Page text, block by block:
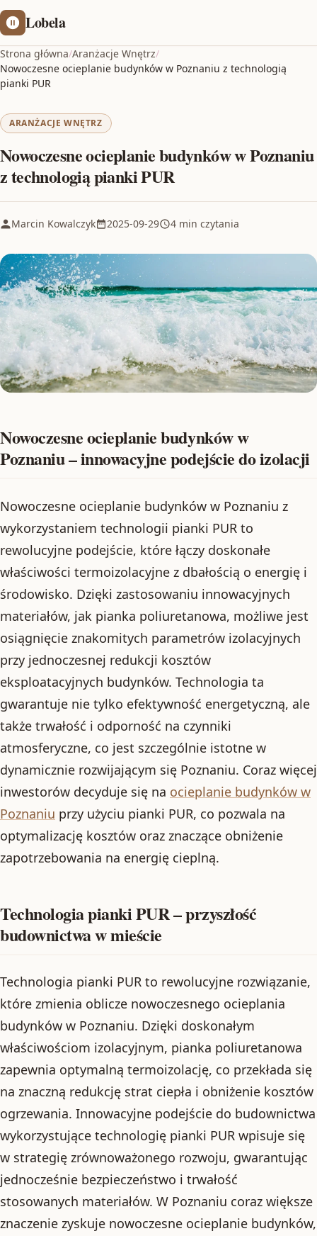
Lobela
Strona główna/Aranżacje Wnętrz/
Nowoczesne ocieplanie budynków w Poznaniu z technologią
pianki PUR
ARANŻACJE WNĘTRZ
Nowoczesne ocieplanie budynków w Poznaniu
z technologią pianki PUR
Marcin Kowalczyk 2025-09-29 4 min czytania
Nowoczesne ocieplanie budynków w
Poznaniu – innowacyjne podejście do izolacji
Nowoczesne ocieplanie budynków w Poznaniu z
wykorzystaniem technologii pianki PUR to
rewolucyjne podejście, które łączy doskonałe
właściwości termoizolacyjne z dbałością o energię i
środowisko. Dzięki zastosowaniu innowacyjnych
materiałów, jak pianka poliuretanowa, możliwe jest
osiągnięcie znakomitych parametrów izolacyjnych
przy jednoczesnej redukcji kosztów
eksploatacyjnych budynków. Technologia ta
gwarantuje nie tylko efektywność energetyczną, ale
także trwałość i odporność na czynniki
atmosferyczne, co jest szczególnie istotne w
dynamicznie rozwijającym się Poznaniu. Coraz więcej
inwestorów decyduje się na ocieplanie budynków w
Poznaniu przy użyciu pianki PUR, co pozwala na
optymalizację kosztów oraz znaczące obniżenie
zapotrzebowania na energię cieplną.
Technologia pianki PUR – przyszłość
budownictwa w mieście
Technologia pianki PUR to rewolucyjne rozwiązanie,
które zmienia oblicze nowoczesnego ocieplania
budynków w Poznaniu. Dzięki doskonałym
właściwościom izolacyjnym, pianka poliuretanowa
zapewnia optymalną termoizolację, co przekłada się
na znaczną redukcję strat ciepła i obniżenie kosztów
ogrzewania. Innowacyjne podejście do budownictwa
wykorzystujące technologię pianki PUR wpisuje się
w strategię zrównoważonego rozwoju, gwarantując
jednocześnie bezpieczeństwo i trwałość
stosowanych materiałów. W Poznaniu coraz większe
znaczenie zyskuje nowoczesne ocieplanie budynków,